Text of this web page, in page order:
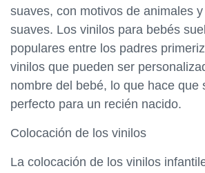
suaves, con motivos de animales
suaves. Los vinilos para bebés
populares entre los padres
vinilos que pueden ser
nombre del bebé, lo que hace que
perfecto para un recién nacido.
Colocación de los vinilos
La colocación de los vinilos